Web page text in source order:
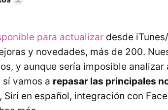
para actualizar desde
y novedades, más de 200.
y aunque sería imposible analizar
vamos a repasar las principales
Siri en español, integración con